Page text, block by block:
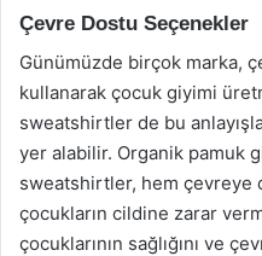
Çevre Dostu Seçenekler
Günümüzde birçok marka,
kullanarak çocuk giyimi
sweatshirtler de bu
yer alabilir. Organik pamuk
sweatshirtler, hem çevreye
çocukların cildine zarar
çocuklarının sağlığını ve